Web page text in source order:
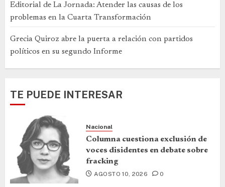
Editorial de La Jornada: Atender las causas de los
problemas en la Cuarta Transformación
Grecia Quiroz abre la puerta a relación con partidos
políticos en su segundo Informe
TE PUEDE INTERESAR
Nacional
Columna cuestiona exclusión de
voces disidentes en debate sobre
fracking
AGOSTO 10, 2026 0